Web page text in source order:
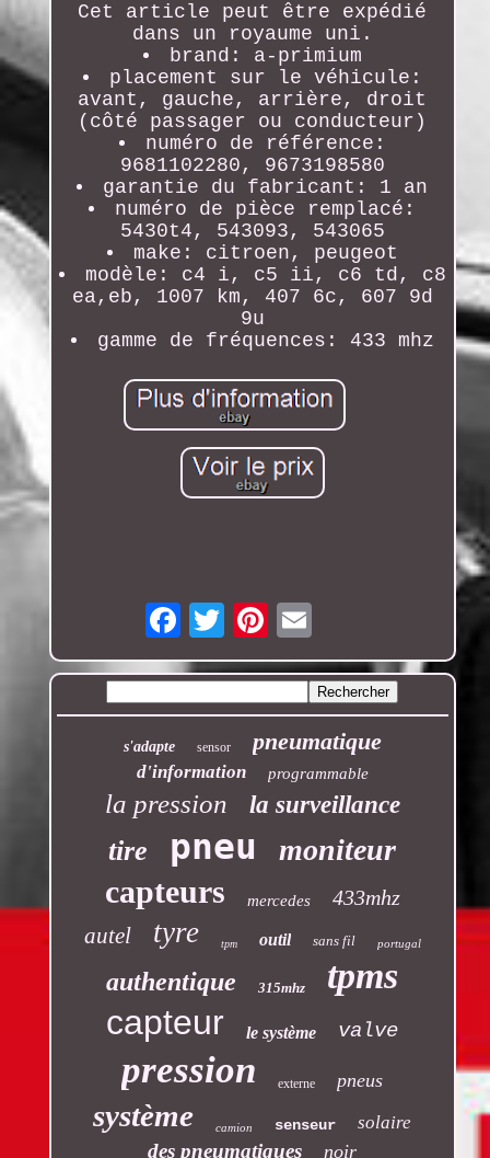
Cet article peut être expédié
dans un royaume uni.
brand: a-primium
placement sur le véhicule:
avant, gauche, arrière, droit
(côté passager ou conducteur)
numéro de référence:
9681102280, 9673198580
garantie du fabricant: 1 an
numéro de pièce remplacé:
5430t4, 543093, 543065
make: citroen, peugeot
modèle: c4 i, c5 ii, c6 td, c8
ea,eb, 1007 km, 407 6c, 607 9d
9u
gamme de fréquences: 433 mhz
Email
s'adapte sensor pneumatique
d'information programmable
la pression la surveillance
tire pneu moniteur
capteurs mercedes 433mhz
autel tyre tpm outil sans fil portugal
authentique 315mhz tpms
capteur le système valve
pression externe pneus
système camion senseur solaire
des pneumatiques noir